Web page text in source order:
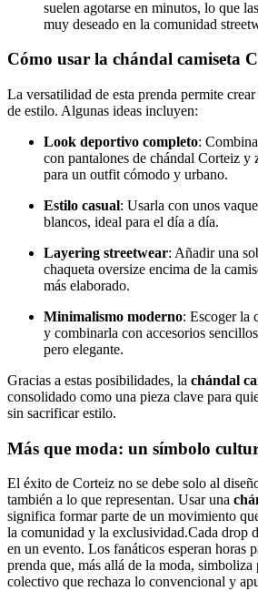
suelen agotarse en minutos, lo que
muy deseado en la comunidad
Cómo usar la chándal camiseta
La versatilidad de esta prenda permite
de estilo. Algunas ideas incluyen:
Look deportivo completo:
con pantalones de chándal Corteiz
para un outfit cómodo y urbano.
Estilo casual: Usarla con unos
blancos, ideal para el día a día.
Layering streetwear: Añadir una
chaqueta oversize encima de la
más elaborado.
Minimalismo moderno: Escoger la
y combinarla con accesorios
pero elegante.
Gracias a estas posibilidades, la chándal
consolidado como una pieza clave para
sin sacrificar estilo.
Más que moda: un símbolo
El éxito de Corteiz no se debe solo al
también a lo que representan. Usar una
significa formar parte de un movimiento
la comunidad y la exclusividad.Cada drop
en un evento. Los fanáticos esperan horas
prenda que, más allá de la moda, simboliza
colectivo que rechaza lo convencional y